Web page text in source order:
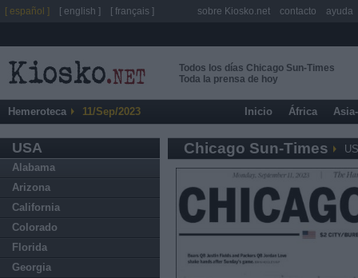
Todos los días Chicago Sun-Times
Toda la prensa de hoy
Hemeroteca 11/Sep/2023 Inicio África
USA
Alabama
Arizona
California
Colorado
Florida
Georgia
Chicago Sun-Times
[ español ] [ english ] [ français ] sobre Kiosko.net contacto ayuda